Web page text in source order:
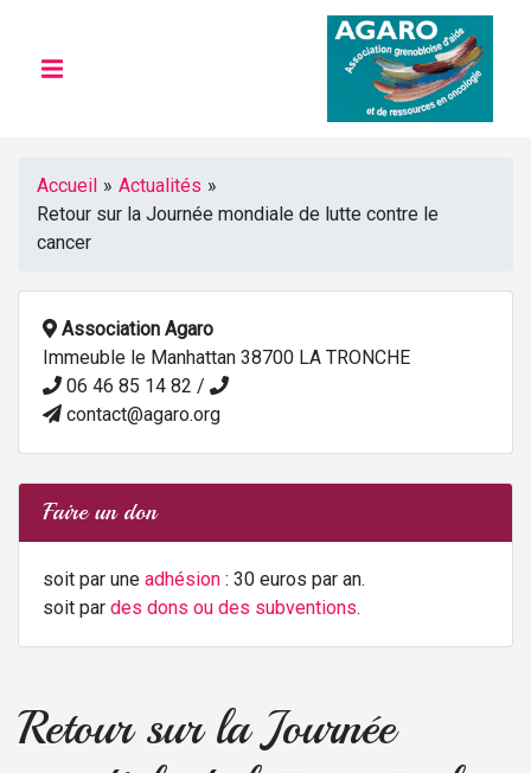
Accueil » Actualités »
Retour sur la Journée mondiale de lutte contre le
cancer
Association Agaro
Immeuble le Manhattan 38700 LA TRONCHE
06 46 85 14 82 /
contact@agaro.org
Faire un don
soit par une adhésion : 30 euros par an.
soit par des dons ou des subventions.
Retour sur la Journée